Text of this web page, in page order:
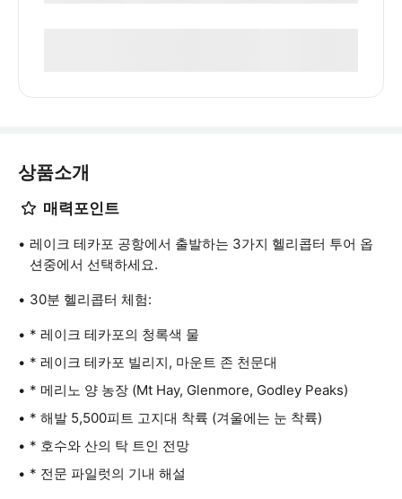
상품소개
매력포인트
레이크 테카포 공항에서 출발하는 3가지 헬리콥터 투어 옵
션중에서 선택하세요.
30분 헬리콥터 체험:
* 레이크 테카포의 청록색 물
* 레이크 테카포 빌리지, 마운트 존 천문대
* 메리노 양 농장 (Mt Hay, Glenmore, Godley Peaks)
* 해발 5,500피트 고지대 착륙 (겨울에는 눈 착륙)
* 호수와 산의 탁 트인 전망
* 전문 파일럿의 기내 해설